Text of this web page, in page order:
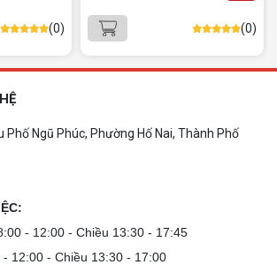
Gợi ý 10+ mẫu laptop cho học sinh sinh viên
2026 theo ngân sách và ngành học: tiêu chí
chọn, cấu hình nên có và cách kiểm tra máy
trước khi mua.
hình mạnh, tối ưu chi phí, test máy tại chỗ. Khám
phá ngay địa chỉ tư vấn và lắp đặt dàn PC chơi
phù hợp, đảm bảo hệ thống vận hành ổn định và
(0) (0)
Phố Ngũ Phúc, Phường Hố Nai, Thành Phố
- 12:00 - Chiều 13:30 - 17:45
- 12:00 - Chiều 13:30 - 17:00